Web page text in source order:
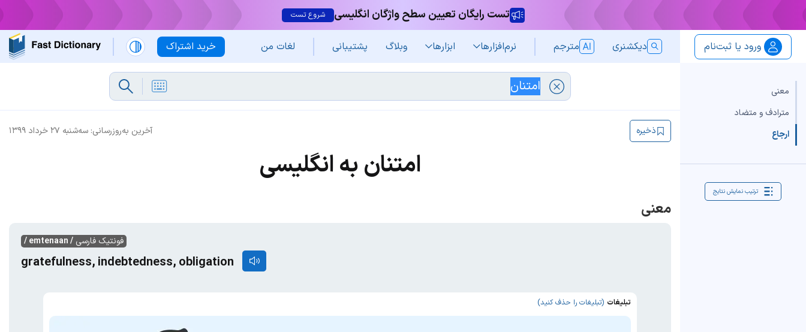
تست رایگان تعیین سطح واژگان انگلیسی شروع تست
خرید اشتراک ورود یا ثبت‌نام دیکشنری مترجم نرم‌افزار‌ها ابزارها وبلاگ پشتیبانی لغات من
معنی
مترادف و متضاد
ارجاع
ترتیب نمایش نتایج
آخرین به‌روزرسانی: سه‌شنبه ۲۷ خرداد ۱۳۹۹ ذخیره
امتنان به انگلیسی
معنی
فونتیک فارسی / emtenaan /
gratefulness, indebtedness, obligation
تبلیغات (تبلیغات را حذف کنید)